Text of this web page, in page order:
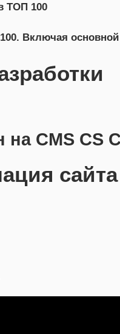
ТОП 100
Включая
на CMS
сайта